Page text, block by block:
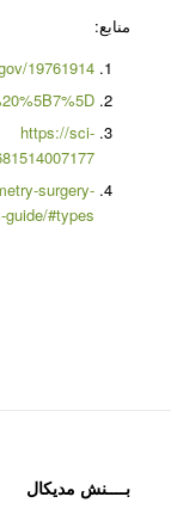
منابع:
19761914/
https://sci-
surgery-
guide/#types
بــــنش مدیکال